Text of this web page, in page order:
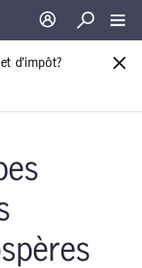
Ouverture de
Recherche
d’impôt?